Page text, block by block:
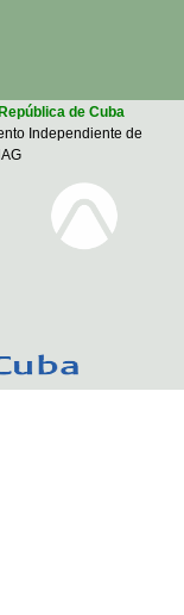
de Cuba
Independiente de